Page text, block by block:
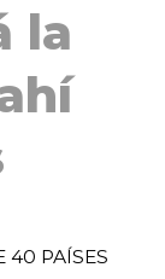
la
40 PAÍSES